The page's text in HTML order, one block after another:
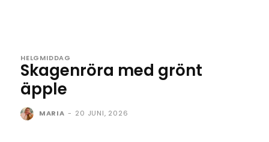
HELGMIDDAG
Skagenröra med grönt
äpple
MARIA - 20 JUNI, 2026